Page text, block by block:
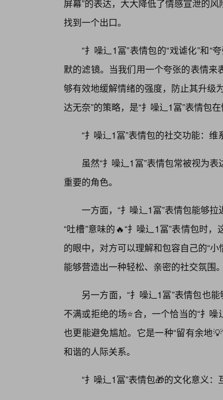
屏幕”的表达，大大降低了情感宣泄的
找到一个出口。
“扌噪辶1冨”表情包的“戏谑化”和“
默的滤镜。当我们用一个夸张的表情
够有效地缓解情绪的强度，防止其升级
达无奈”的策略，是“扌噪辶1冨”表情包
“扌噪辶1冨”表情包的社交功能：
虽然“扌噪辶1冨”表情包常被视为
重要的角色。
一方面，“扌噪辶1冨”表情包能够
“吐槽”意味的🔥“扌噪辶1冨”表情包时
的眼中，对方可以理解和包容自己的“
能够营造出一种轻松、亲密的社交氛围
另一方面，“扌噪辶1冨”表情包也
不满或拒绝的场⭐合，一个恰当的“扌
也更能避免尴尬。它是一种“留有余地
和谐的人际关系。
“扌噪辶1冨”表情包🎁的文化意义